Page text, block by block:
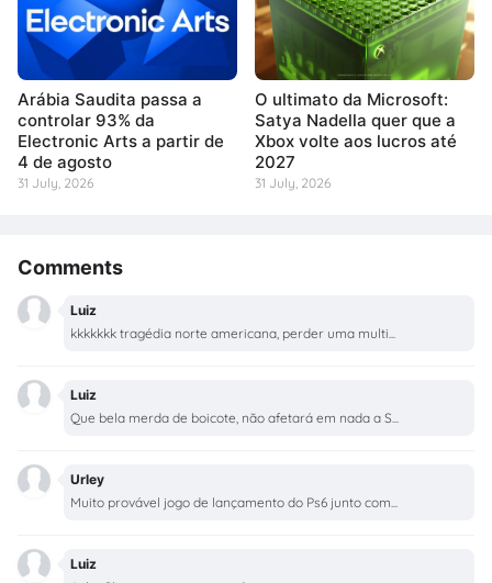
Arábia Saudita passa a
controlar 93% da
Electronic Arts a partir de
4 de agosto
31 July, 2026
O ultimato da Microsoft:
Satya Nadella quer que a
Xbox volte aos lucros até
2027
31 July, 2026
Comments
Luiz
kkkkkkk tragédia norte americana, perder uma multi...
Luiz
Que bela merda de boicote, não afetará em nada a S...
Urley
Muito provável jogo de lançamento do Ps6 junto com...
Luiz